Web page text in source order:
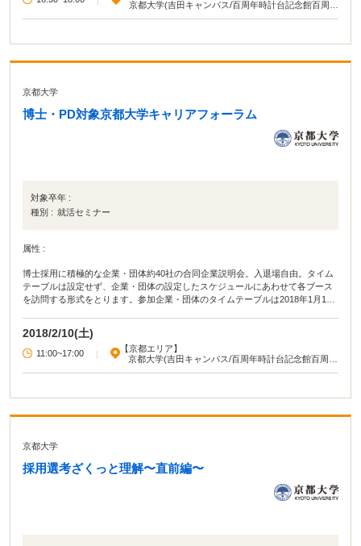
京都大学(吉田キャンパス/百周年時計台記念館百周年
京都大学
博士・PD対象京都大学キャリアフォーラム
対象卒年 :
種別 : 就活セミナー
属性 :
博士採用に積極的な企業・団体約40社の合同企業説明会。入退場自由。タイム
テーブルは設定せず、企業・団体の設定したスケジュールにあわせて各ブース
を訪問する形式をとります。参加企業・団体のタイムテーブルは2018年1月15
2018/2/10(土)
11:00~17:00 |
【京都エリア】
京都大学(吉田キャンパス/百周年時計台記念館百周年
京都大学
採用選考ざくっと理解〜直前編〜